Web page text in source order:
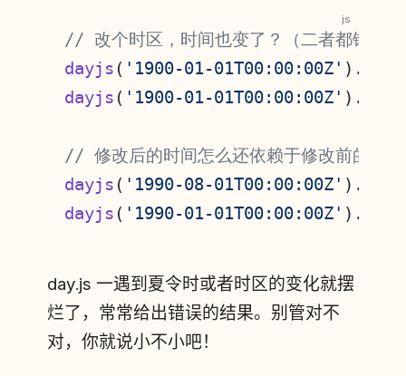
js
// 改个时区，时间也变了？（二者都错误）
dayjs ( '1900-01-01T00:00:00Z' ).
dayjs ( '1900-01-01T00:00:00Z' ).
// 修改后的时间怎么还依赖于修改前的时
dayjs ( '1990-08-01T00:00:00Z' ).
dayjs ( '1990-01-01T00:00:00Z' ).
day.js 一遇到夏令时或者时区的变化就摆
烂了，常常给出错误的结果。别管对不
对，你就说小不小吧！